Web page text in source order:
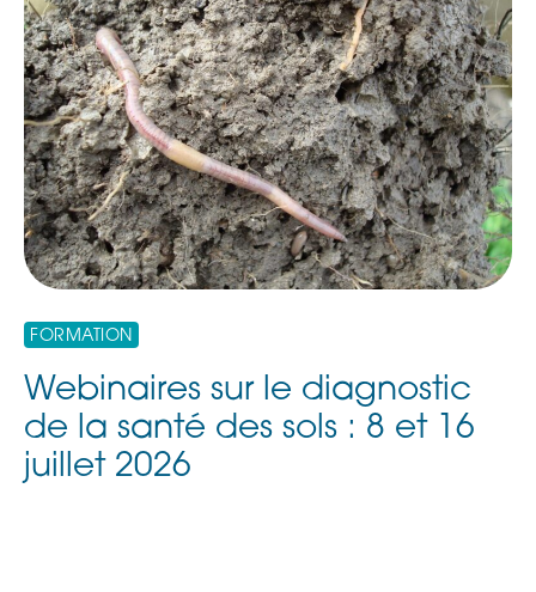
FORMATION
Webinaires sur le diagnostic
de la santé des sols : 8 et 16
juillet 2026